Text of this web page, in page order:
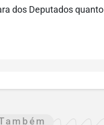
dos Deputados quanto